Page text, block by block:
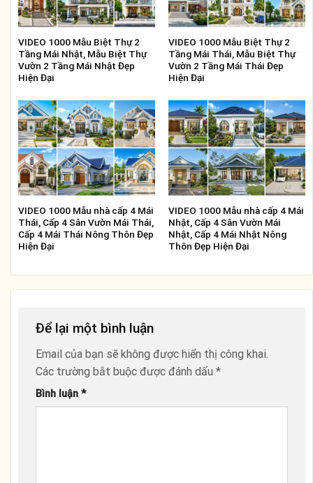
VIDEO 1000 Mẫu Biệt Thự 2
Tầng Mái Nhật, Mẫu Biệt Thự
Vườn 2 Tầng Mái Nhật Đẹp
Hiện Đại
VIDEO 1000 Mẫu Biệt Thự 2
Tầng Mái Thái, Mẫu Biệt Thự
Vườn 2 Tầng Mái Thái Đẹp
Hiện Đại
VIDEO 1000 Mẫu nhà cấp 4 Mái
Thái, Cấp 4 Sân Vườn Mái Thái,
Cấp 4 Mái Thái Nông Thôn Đẹp
Hiện Đại
VIDEO 1000 Mẫu nhà cấp 4 Mái
Nhật, Cấp 4 Sân Vườn Mái
Nhật, Cấp 4 Mái Nhật Nông
Thôn Đẹp Hiện Đại
Để lại một bình luận
Email của bạn sẽ không được hiển thị công khai.
Các trường bắt buộc được đánh dấu *
Bình luận *